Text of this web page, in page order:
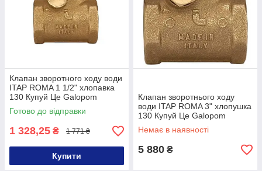
Клапан зворотного ходу води
ITAP ROMA 1 1/2" хлопавка
130 Купуй Це Galopom
Готово до відправки
1 328,25 ₴ 1 771 ₴
Купити
Клапан зворотнього ходу
води ITAP ROMA 3" хлопушка
130 Купуй Це Galopom
Немає в наявності
5 880 ₴